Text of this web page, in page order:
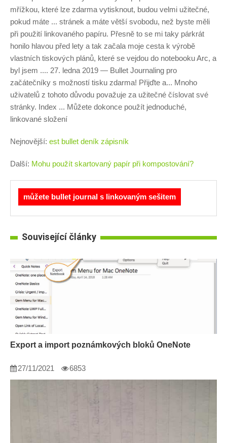
mřížkou, které lze zdarma vytisknout, budou velmi užitečné,
pokud máte ... stránek a máte větší svobodu, než byste měli
při použití linkovaného papíru. Přesně to se mi taky párkrát
honilo hlavou před lety a tak začala moje cesta k výrobě
vlastních tiskových plánů, které se vejdou do notebooku Arc, a
byl jsem .... 27. ledna 2019 — Bullet Journaling pro
začátečníky s možností tisku zdarma! Přijďte a... Mnoho
uživatelů z tohoto důvodu považuje za užitečné číslovat své
stránky. Index ... Můžete dokonce použít jednoduché,
linkované složení
Nejnovější: est bullet deník zápisník
Další: Mohu použít skartovaný papír při kompostování?
můžete bullet journal s linkovaným sešitem
Související články
Export a import poznámkových bloků OneNote
27/11/2021 6853